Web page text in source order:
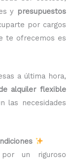
y presupuestos
por cargos
te ofrecemos es
a última hora,
alquiler flexible
las necesidades
un riguroso